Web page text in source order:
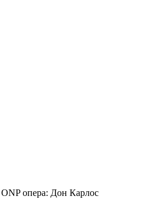
ONP опера: Дон Карлос